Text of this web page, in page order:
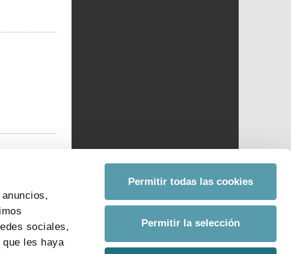
sociales,
les haya
Permitir todas las cookies
Permitir la selección